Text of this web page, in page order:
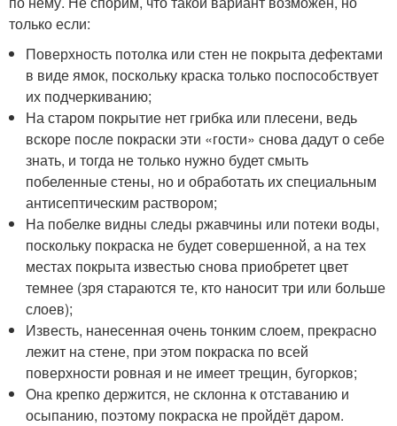
только если:
Поверхность потолка или стен не покрыта дефектами
в виде ямок, поскольку краска только поспособствует
их подчеркиванию;
На старом покрытие нет грибка или плесени, ведь
вскоре после покраски эти «гости» снова дадут о себе
знать, и тогда не только нужно будет смыть
побеленные стены, но и обработать их специальным
антисептическим раствором;
На побелке видны следы ржавчины или потеки воды,
поскольку покраска не будет совершенной, а на тех
местах покрыта известью снова приобретет цвет
темнее (зря стараются те, кто наносит три или больше
слоев);
Известь, нанесенная очень тонким слоем, прекрасно
лежит на стене, при этом покраска по всей
поверхности ровная и не имеет трещин, бугорков;
Она крепко держится, не склонна к отставанию и
осыпанию, поэтому покраска не пройдёт даром.